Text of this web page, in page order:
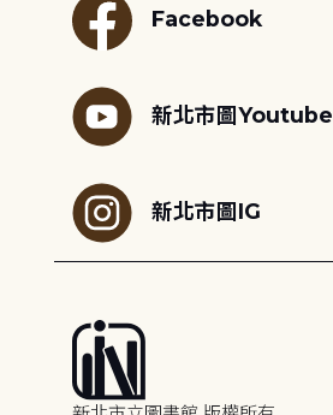
Facebook
新北市圖Youtube
新北市圖IG